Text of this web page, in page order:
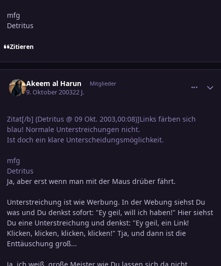
mfg
Detritus
Zitieren
Akeem al Harun Mitglieder
9. Oktober 200322 J.
Zitat[/b] (Detritus @ 09 Okt. 2003,00:08)]Links färben sich
blau! Normale Unterstreichungen nicht.
Ist doch ein klare Unterscheidungsmöglichkeit.
mfg
Detritus
Ja, aber erst wenn man mit der Maus drüber fährt.
Unterstreichung ist wie Werbung. In der Webung siehst Du
was und Du denkst sofort: "Ey geil, will ich haben!" Hier siehst
Du eine Unterstreichung und denkst: "Ey geil, ein Link!
Klicken, klicken, klicken, klicken!" Tja, und dann ist die
Enttäuschung groß...